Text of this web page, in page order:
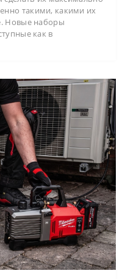
такими, какими их
Новые наборы
как в